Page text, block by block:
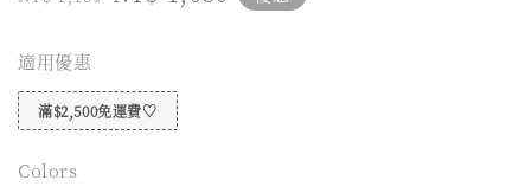
適用優惠
滿$2,500免運費♡
Colors